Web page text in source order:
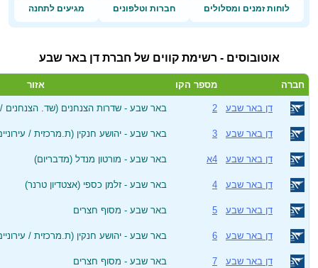
לוחות זמנים ומסלולים חברות וטלפונים מגיעים לתחנה
אוטובוסים - רשימת קווים של חברת דן באר שבע
חברה מספר הקו אזור
דן באר שבע 2 באר שבע - שדרות הצנחנים (שד. הצנחנים /
דן באר שבע 3 באר שבע - יהושע חנקין (ת.מרכזית /
דן באר שבע 4א באר שבע - מורטון מנדל (מדבריום)
דן באר שבע 4 באר שבע - זלמן כספי (אצטדיון טרנר)
דן באר שבע 5 באר שבע - מסוף חצרים
דן באר שבע 6 באר שבע - יהושע חנקין (ת.מרכזית /
דן באר שבע 7 באר שבע - מסוף חצרים